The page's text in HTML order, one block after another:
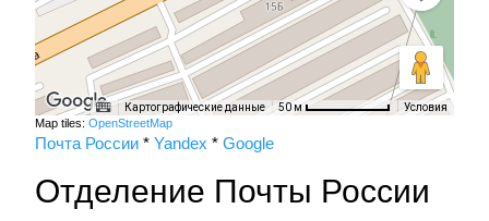
Картографические данные 50 м Условия
Map tiles: OpenStreetMap
Почта России * Yandex * Google
Отделение Почты России